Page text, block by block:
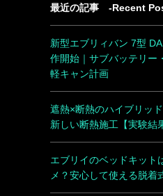
最近の記事 -Recent
新型エブリィバン 7型
作開始｜サブバッテリー
軽キャン計画
遮熱×断熱のハイブリッ
新しい断熱施工【実験結
エブリイのベッドキット
メ？安心して使える脱着